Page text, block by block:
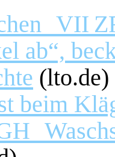
VII
ab“,
(lto.de)
beim